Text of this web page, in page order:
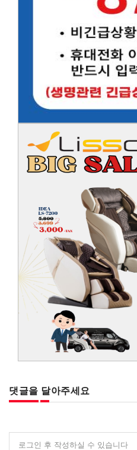
댓글을 달아주세요
로그인 후 작성하실 수 있습니다